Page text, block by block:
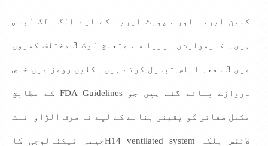
کلین ایریا اور سپورٹ ایریا کے لیے الگ الگ لباس
ہیں۔ فارمولیشن ایریا سے متعلق لوگ 3 مختلف کمروں
میں 3 دفعہ لباس تبدیل کرتے ہیں۔ کلین رومز میں خاص
دروازے بنائے گئے ہیں جو FDA Guidelines کے مطابق
مکمل صفائی کو یقینی بنانے کے لیے نہ صرف الڑاوائلٹ
لائٹس بلکہ H14 ventilated systemجیسی ٹیکنالوجی کا